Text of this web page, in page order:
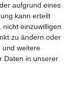
€
aufgrund eines
kann erteilt
einzuwilligen
zu ändern oder
und weitere
Daten in unserer